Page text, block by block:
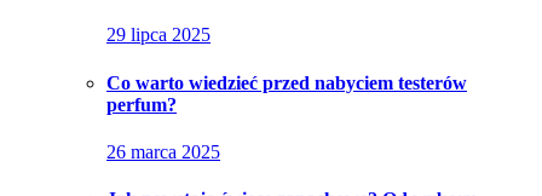
29 lipca 2025
Co warto wiedzieć przed nabyciem testerów
perfum?
26 marca 2025